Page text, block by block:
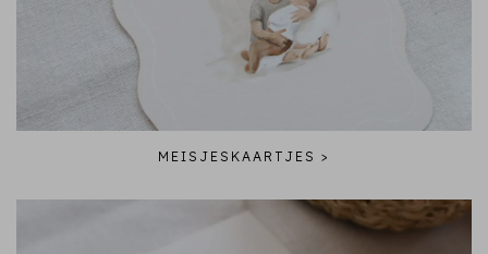
MEISJESKAARTJES >